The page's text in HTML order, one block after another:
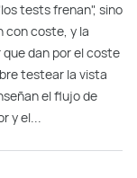
tests frenan", sino
con coste, y la
dan por el coste
testear la vista
el flujo de
y el...